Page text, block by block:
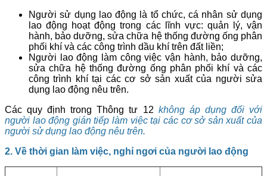
Người sử dụng lao động là tổ chức, cá nhân sử dụng
lao động hoạt động trong các lĩnh vực: quản lý, vận
hành, bảo dưỡng, sửa chữa hệ thống đường ống phân
phối khí và các công trình dầu khí trên đất liền;
Người lao động làm công việc vận hành, bảo dưỡng,
sửa chữa hệ thống đường ống phân phối khí và các
công trình khí tại các cơ sở sản xuất của người sửa
dụng lao động nêu trên.
Các quy định trong Thông tư 12 không áp dụng đối với
người lao động gián tiếp làm việc tại các cơ sở sản xuất của
người sử dụng lao động nêu trên.
2. Về thời gian làm việc, nghỉ ngơi của người lao động